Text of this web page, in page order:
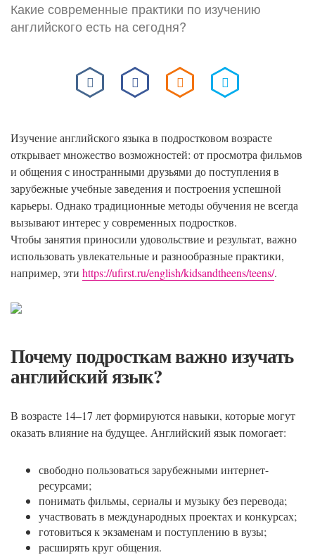
Какие современные практики по изучению
английского есть на сегодня?
Изучение английского языка в подростковом возрасте
открывает множество возможностей: от просмотра фильмов
и общения с иностранными друзьями до поступления в
зарубежные учебные заведения и построения успешной
карьеры. Однако традиционные методы обучения не всегда
вызывают интерес у современных подростков.
Чтобы занятия приносили удовольствие и результат, важно
использовать увлекательные и разнообразные практики,
например, эти https://ufirst.ru/english/kidsandtheens/teens/.
Почему подросткам важно изучать
английский язык?
В возрасте 14–17 лет формируются навыки, которые могут
оказать влияние на будущее. Английский язык помогает:
свободно пользоваться зарубежными интернет-
ресурсами;
понимать фильмы, сериалы и музыку без перевода;
участвовать в международных проектах и конкурсах;
готовиться к экзаменам и поступлению в вузы;
расширять круг общения.